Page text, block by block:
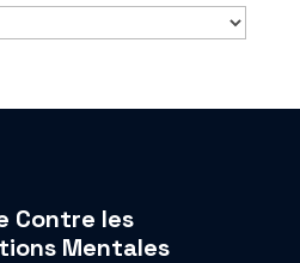
Contre les
Mentales